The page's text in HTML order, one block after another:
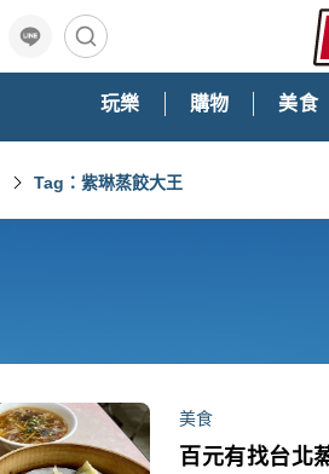
玩樂 購物 美食
Tag：紫琳蒸餃大王
美食
百元有找台北